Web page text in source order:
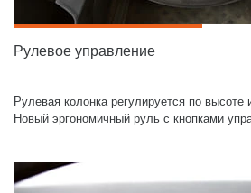
Рулевое управление
Рулевая колонка регулируется по высоте
Новый эргономичный руль с кнопками